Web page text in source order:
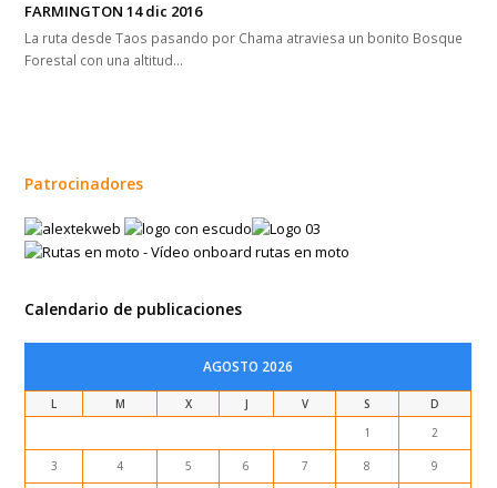
FARMINGTON 14 dic 2016
La ruta desde Taos pasando por Chama atraviesa un bonito Bosque
Forestal con una altitud…
Patrocinadores
Calendario de publicaciones
AGOSTO 2026
L M X J V S
D
1
2
3 4 5 6 7 8 9